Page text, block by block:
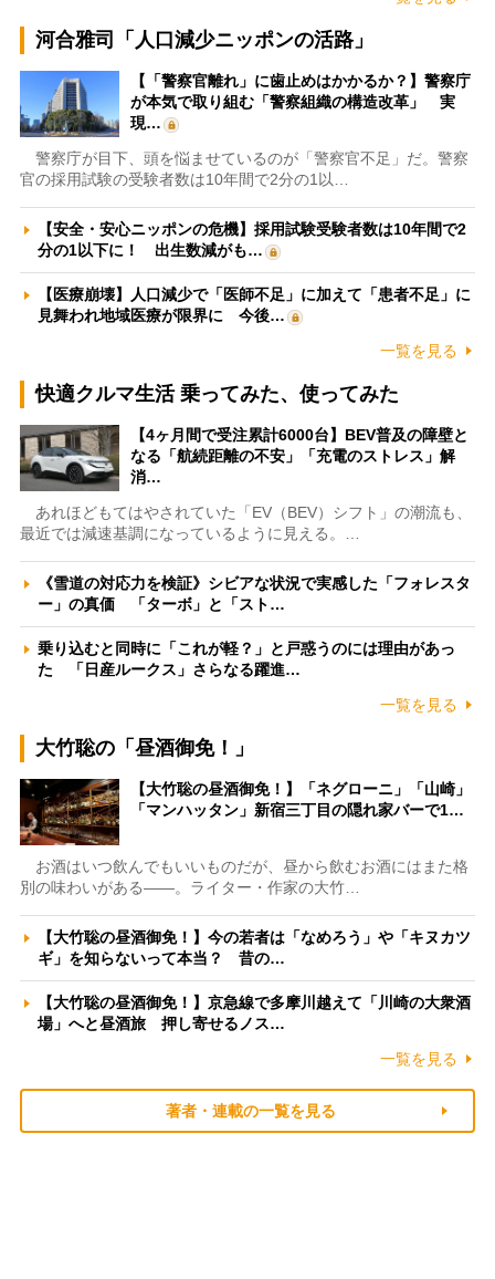
河合雅司「人口減少ニッポンの活路」
【「警察官離れ」に歯止めはかかるか？】警察庁
が本気で取り組む「警察組織の構造改革」 実
現…
警察庁が目下、頭を悩ませているのが「警察官不足」だ。警察
官の採用試験の受験者数は10年間で2分の1以…
【安全・安心ニッポンの危機】採用試験受験者数は10年間で2
分の1以下に！ 出生数減がも…
【医療崩壊】人口減少で「医師不足」に加えて「患者不足」に
見舞われ地域医療が限界に 今後…
一覧を見る
快適クルマ生活 乗ってみた、使ってみた
【4ヶ月間で受注累計6000台】BEV普及の障壁と
なる「航続距離の不安」「充電のストレス」解
消…
あれほどもてはやされていた「EV（BEV）シフト」の潮流も、
最近では減速基調になっているように見える。…
《雪道の対応力を検証》シビアな状況で実感した「フォレスタ
ー」の真価 「ターボ」と「スト…
乗り込むと同時に「これが軽？」と戸惑うのには理由があっ
た 「日産ルークス」さらなる躍進…
一覧を見る
大竹聡の「昼酒御免！」
【大竹聡の昼酒御免！】「ネグローニ」「山崎」
「マンハッタン」新宿三丁目の隠れ家バーで1…
お酒はいつ飲んでもいいものだが、昼から飲むお酒にはまた格
別の味わいがある――。ライター・作家の大竹…
【大竹聡の昼酒御免！】今の若者は「なめろう」や「キヌカツ
ギ」を知らないって本当？ 昔の…
【大竹聡の昼酒御免！】京急線で多摩川越えて「川崎の大衆酒
場」へと昼酒旅 押し寄せるノス…
一覧を見る
著者・連載の一覧を見る